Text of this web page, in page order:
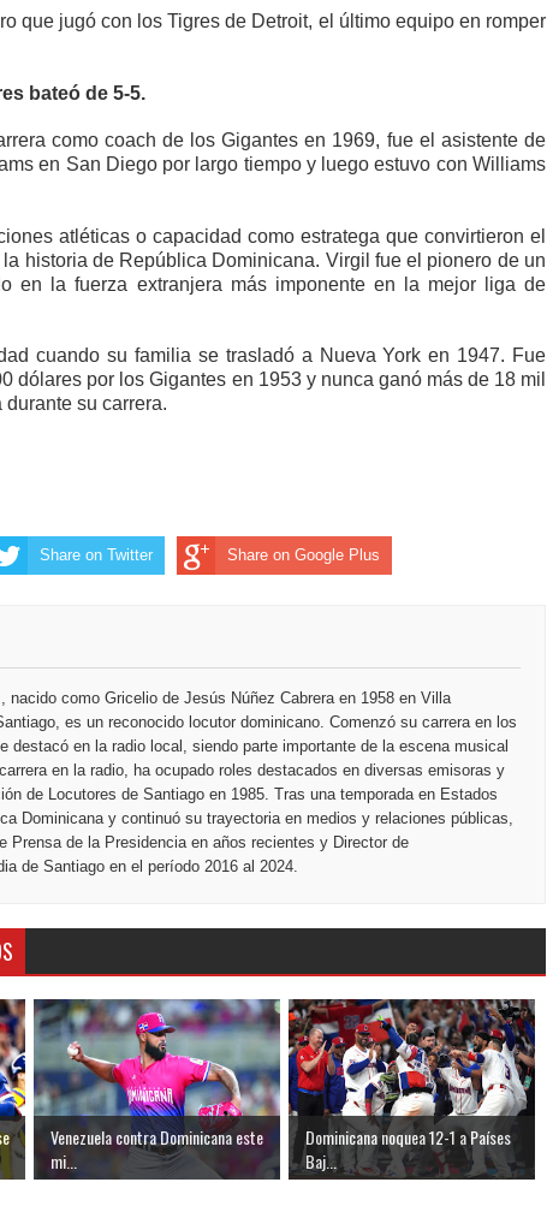
que jugó con los Tigres de Detroit, el último equipo en romper
bateó de 5-5.
como coach de los Gigantes en 1969, fue el asistente de
en San Diego por largo tiempo y luego estuvo con Williams
atléticas o capacidad como estratega que convirtieron el
historia de República Dominicana. Virgil fue el pionero de un
en la fuerza extranjera más imponente en la mejor liga de
cuando su familia se trasladó a Nueva York en 1947. Fue
dólares por los Gigantes en 1953 y nunca ganó más de 18 mil
su carrera.
Share on Twitter Share on Google Plus
nacido como Gricelio de Jesús Núñez Cabrera en 1958 en Villa
es un reconocido locutor dominicano. Comenzó su carrera en los
destacó en la radio local, siendo parte importante de la escena musical
en la radio, ha ocupado roles destacados en diversas emisoras y
de Locutores de Santiago en 1985. Tras una temporada en Estados
Dominicana y continuó su trayectoria en medios y relaciones públicas,
Prensa de la Presidencia en años recientes y Director de
de Santiago en el período 2016 al 2024.
Venezuela contra Dominicana este
mi...
Dominicana noquea 12-1 a Países
Baj...